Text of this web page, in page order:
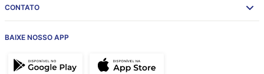
CONTATO
BAIXE NOSSO APP